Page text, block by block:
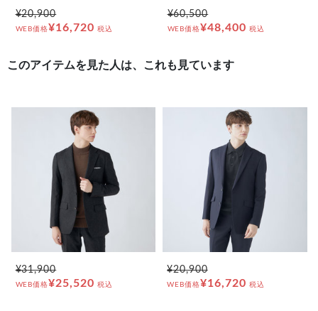
¥20,900
WEB価格¥16,720 税込
¥60,500
WEB価格¥48,400 税込
このアイテムを見た人は、これも見ています
¥31,900
WEB価格¥25,520 税込
¥20,900
WEB価格¥16,720 税込